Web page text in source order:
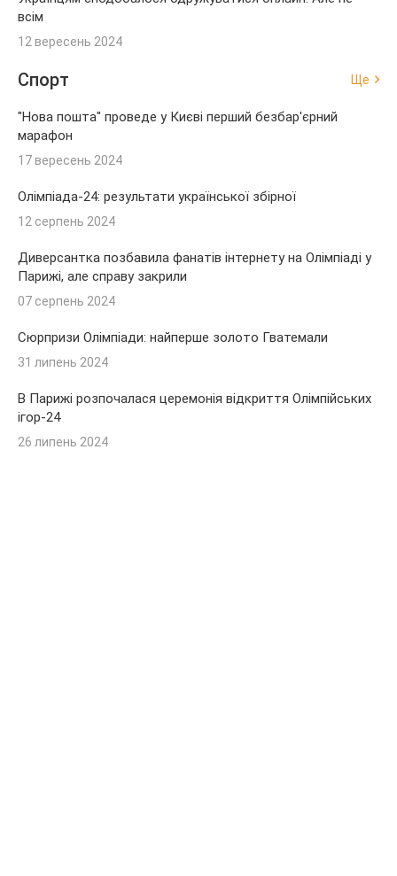
всім
12 вересень 2024
Спорт Ще
"Нова пошта" проведе у Києві перший безбар'єрний
марафон
17 вересень 2024
Олімпіада-24: результати української збірної
12 серпень 2024
Диверсантка позбавила фанатів інтернету на Олімпіаді у
Парижі, але справу закрили
07 серпень 2024
Сюрпризи Олімпіади: найперше золото Гватемали
31 липень 2024
В Парижі розпочалася церемонія відкриття Олімпійських
ігор-24
26 липень 2024